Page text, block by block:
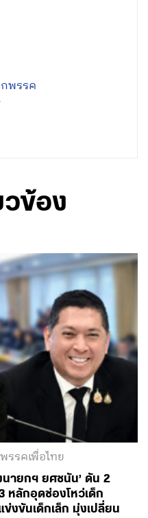
พรรค
ข้อง
รรคเพื่อไทย
ายกฯ ยศชนัน’ ดัน 2
หลักอุดช่องโหว่เด็ก
งขันเด็กเล็ก มุ่งเปลี่ยน